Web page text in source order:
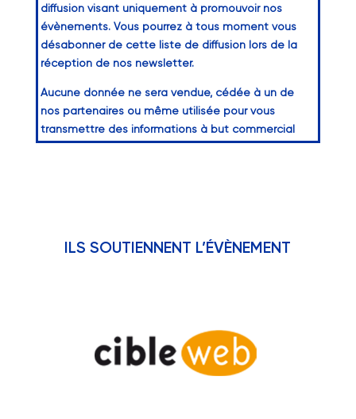
diffusion visant uniquement à promouvoir nos
évènements. Vous pourrez à tous moment vous
désabonner de cette liste de diffusion lors de la
réception de nos newsletter.
Aucune donnée ne sera vendue, cédée à un de
nos partenaires ou même utilisée pour vous
transmettre des informations à but commercial
ILS SOUTIENNENT L’ÉVÈNEMENT